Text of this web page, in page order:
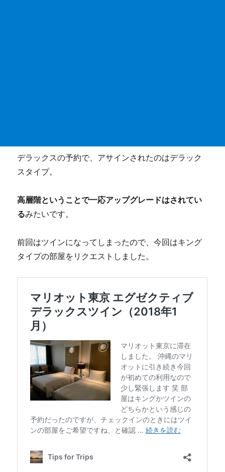
デラックスの予約で、アサインされたのはデラック
スタイプ。
高層階ということで一応アップグレードはされてい
るみたいです。
前回はツインになってしまったので、今回はキング
タイプの部屋をリクエストしました。